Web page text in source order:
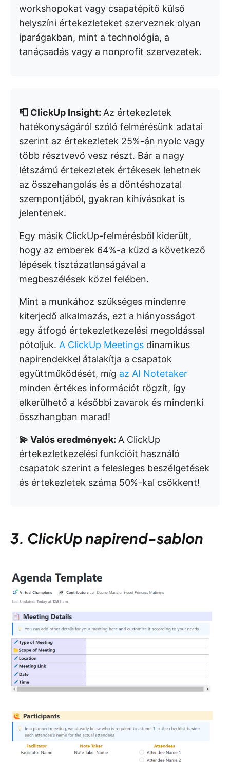
workshopokat vagy csapatépítő külső
helyszíni értekezleteket szerveznek olyan
iparágakban, mint a technológia, a
tanácsadás vagy a nonprofit szervezetek.
📮 ClickUp Insight: Az értekezletek
hatékonyságáról szóló felmérésünk adatai
szerint az értekezletek 25%-án nyolc vagy
több résztvevő vesz részt. Bár a nagy
létszámú értekezletek értékesek lehetnek
az összehangolás és a döntéshozatal
szempontjából, gyakran kihívásokat is
jelentenek.
Egy másik ClickUp-felmérésből kiderült,
hogy az emberek 64%-a küzd a következő
lépések tisztázatlanságával a
megbeszélések közel felében.
Mint a munkához szükséges mindenre
kiterjedő alkalmazás, ezt a hiányosságot
egy átfogó értekezletkezelési megoldással
pótoljuk. A ClickUp Meetings dinamikus
napirendekkel átalakítja a csapatok
együttműködését, míg az AI Notetaker
minden értékes információt rögzít, így
elkerülhető a későbbi zavarok és mindenki
összhangban marad!
💫 Valós eredmények: A ClickUp
értekezletkezelési funkcióit használó
csapatok szerint a felesleges beszélgetések
és értekezletek száma 50%-kal csökkent!
3. ClickUp napirend-sablon